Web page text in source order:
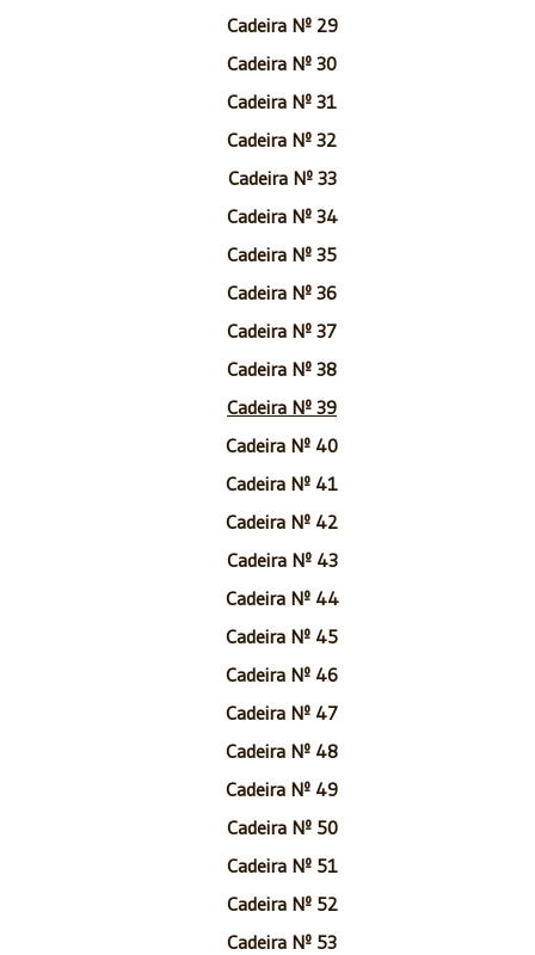
Cadeira Nº 29
Cadeira Nº 30
Cadeira Nº 31
Cadeira Nº 32
Cadeira Nº 33
Cadeira Nº 34
Cadeira Nº 35
Cadeira Nº 36
Cadeira Nº 37
Cadeira Nº 38
Cadeira Nº 39
Cadeira Nº 40
Cadeira Nº 41
Cadeira Nº 42
Cadeira Nº 43
Cadeira Nº 44
Cadeira Nº 45
Cadeira Nº 46
Cadeira Nº 47
Cadeira Nº 48
Cadeira Nº 49
Cadeira Nº 50
Cadeira Nº 51
Cadeira Nº 52
Cadeira Nº 53